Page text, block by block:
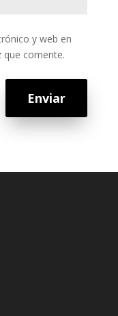
y web en
que comente.
Enviar